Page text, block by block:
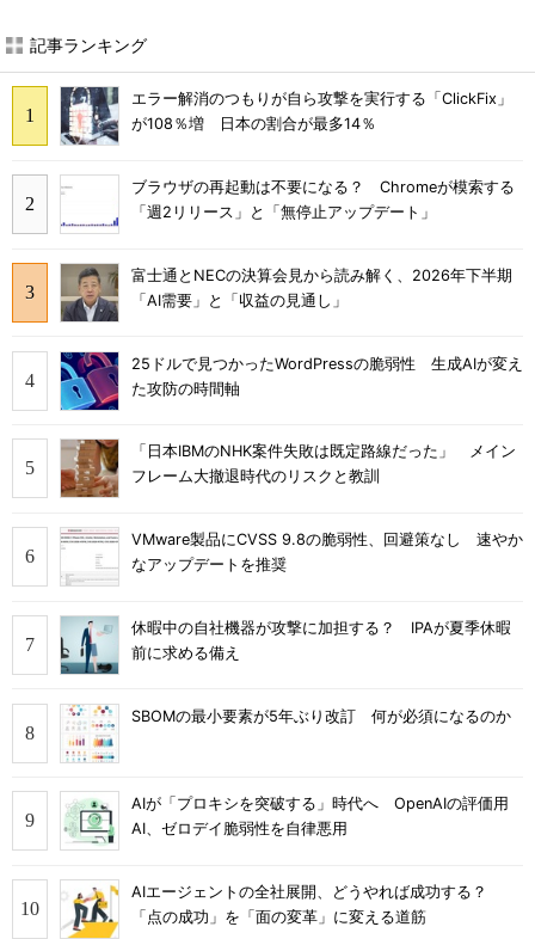
記事ランキング
エラー解消のつもりが自ら攻撃を実行する「ClickFix」
が108％増 日本の割合が最多14％
ブラウザの再起動は不要になる？ Chromeが模索する
「週2リリース」と「無停止アップデート」
富士通とNECの決算会見から読み解く、2026年下半期
「AI需要」と「収益の見通し」
25ドルで見つかったWordPressの脆弱性 生成AIが変え
た攻防の時間軸
「日本IBMのNHK案件失敗は既定路線だった」 メイン
フレーム大撤退時代のリスクと教訓
VMware製品にCVSS 9.8の脆弱性、回避策なし 速やか
なアップデートを推奨
休暇中の自社機器が攻撃に加担する？ IPAが夏季休暇
前に求める備え
SBOMの最小要素が5年ぶり改訂 何が必須になるのか
AIが「プロキシを突破する」時代へ OpenAIの評価用
AI、ゼロデイ脆弱性を自律悪用
AIエージェントの全社展開、どうやれば成功する？
「点の成功」を「面の変革」に変える道筋